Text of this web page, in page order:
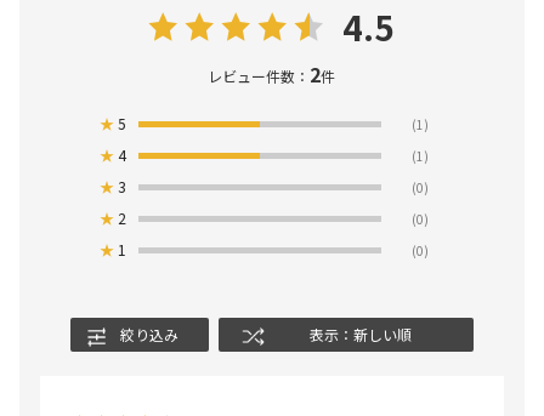
4.5
レビュー件数： 2件
★5 (1)
★4 (1)
★3 (0)
★ 2 (0)
★ 1 (0)
絞り込み 表示：新しい順